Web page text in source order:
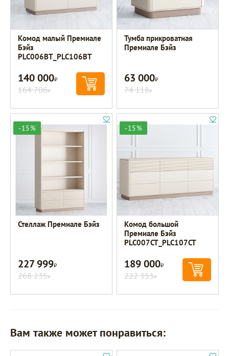
Комод малый Премиале
Бэйз
PLC006BT_PLC106BT
140 000Р
164 706Р
Тумба прикроватная
Премиале Бэйз
63 000Р
74 118Р
-15%
Стеллаж Премиале Бэйз
227 999Р
268 235Р
-15%
Комод большой
Премиале Бэйз
PLC007CT_PLC107CT
189 000Р
222 353Р
Вам также может понравиться: